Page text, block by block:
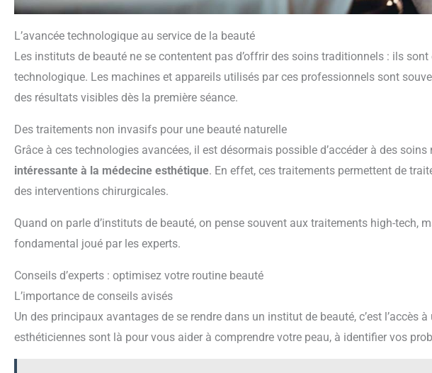
L’avancée technologique au service de la beauté
Les instituts de beauté ne se contentent pas d’offrir des soins traditionnels : ils
technologique. Les machines et appareils utilisés par ces professionnels sont
des résultats visibles dès la première séance.
Des traitements non invasifs pour une beauté naturelle
Grâce à ces technologies avancées, il est désormais possible d’accéder à des
intéressante à la médecine esthétique. En effet, ces traitements permettent de
des interventions chirurgicales.
Quand on parle d’instituts de beauté, on pense souvent aux traitements high-tech,
fondamental joué par les experts.
Conseils d’experts : optimisez votre routine beauté
L’importance de conseils avisés
Un des principaux avantages de se rendre dans un institut de beauté, c’est l’accès
esthéticiennes sont là pour vous aider à comprendre votre peau, à identifier vos